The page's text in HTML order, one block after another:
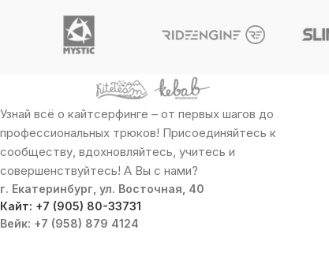
Узнай всё о кайтсерфинге – от первых шагов до
профессиональных трюков! Присоединяйтесь к
сообществу, вдохновляйтесь, учитесь и
совершенствуйтесь! А Вы с нами?
г. Екатеринбург, ул. Восточная, 40
Кайт: +7 (905) 80-33731
Вейк: +7 (958) 879 4124